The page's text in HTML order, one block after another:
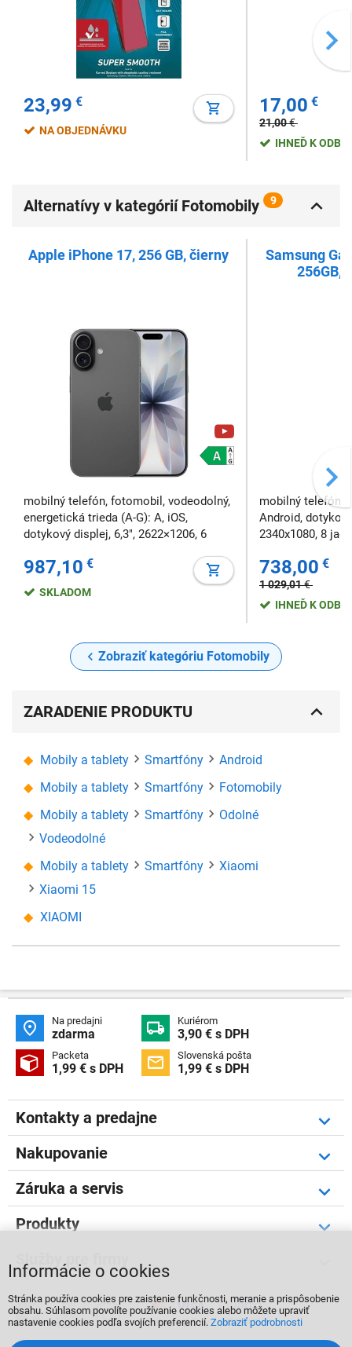
23,99 €
NA OBJEDNÁVKU
17,00 €
21,00€
IHNEĎ K
Alternatívy v kategórií Fotomobily 9
Apple iPhone 17, 256 GB, čierny
mobilný telefón, fotomobil, vodeodolný,
energetická trieda (A-G): A, iOS,
dotykový displej, 6,3", 2622×1206, 6
eSIM, podpora 5G siete, bezdrôtové
nabíjanie, podpora rýchleho nabíjania,
NFC, odomknutie tvárou
987,10 €
SKLADOM
Samsung
256GB,
mobilný telefón,
Android,
2340x1080, 8
5G siete,
rýchleho
738,00 €
1 029,01€
IHNEĎ K
Zobraziť kategóriu Fotomobily
ZARADENIE PRODUKTU
Mobily a tablety Smartfóny
Android
Mobily a tablety
Smartfóny
Fotomobily
Mobily a tablety
Smartfóny
Odolné
Vodeodolné
Mobily a tablety
Smartfóny
Xiaomi
Xiaomi 15
XIAOMI
 Na predajni
zdarma  Kuriérom
3,90 € s DPH
 Packeta
1,99 € s DPH  Slovenská pošta
1,99 € s DPH
Kontakty a predajne
Nakupovanie
Záruka a servis
Produkty
  
Informácie o cookies
Stránka používa cookies pre zaistenie funkčnosti, meranie a prispôsobenie
obsahu. Súhlasom povolíte používanie cookies alebo môžete upraviť
nastavenie cookies podľa svojích preferencií. Zobraziť podrobnosti